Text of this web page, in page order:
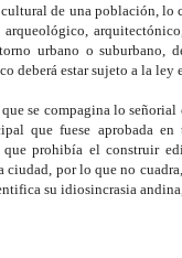
de una población, lo
urbano o
deberá estar sujeto a la ley
se compagina lo
que fuese aprobada
prohibía el construir
ciudad, por lo que no
su idiosincrasia